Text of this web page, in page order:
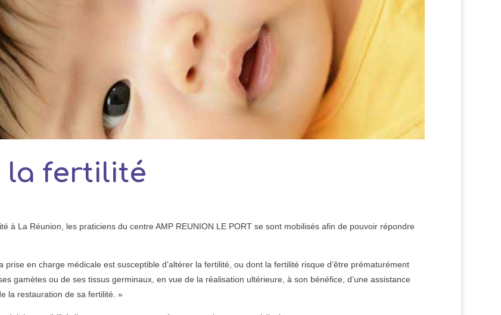
la fertilité
à La Réunion, les praticiens du centre AMP REUNION LE PORT se sont mobilisés afin de pouvoir répondre
en charge médicale est susceptible d’altérer la fertilité, ou dont la fertilité risque d’être prématurément
gamètes ou de ses tissus germinaux, en vue de la réalisation ultérieure, à son bénéfice, d’une assistance
la restauration de sa fertilité. »